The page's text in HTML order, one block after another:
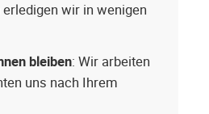
wir in wenigen
bleiben: Wir arbeiten
uns nach Ihrem